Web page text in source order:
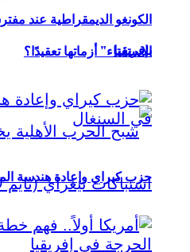
بإفريقيا
الكونغو الديمقراطية عند
الاستفتاء” أزماتها تعقيدًا؟
حزب كيراي وإعادة هندسة